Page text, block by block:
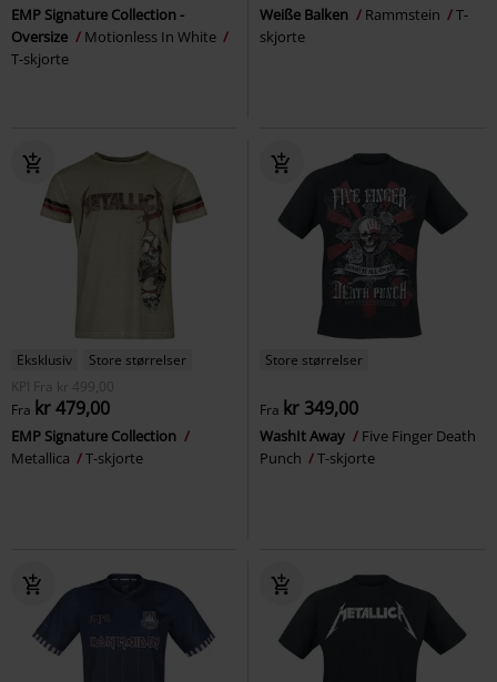
EMP Signature Collection -
Oversize
Motionless In White
T-skjorte
Weiße Balken Rammstein
T-
skjorte
Eksklusiv
Store størrelser
KPI
Fra kr 499,00
Fra kr 479,00
EMP Signature Collection
Metallica
T-skjorte
Store størrelser
Fra kr 349,00
WashIt Away
Five Finger Death
Punch
T-skjorte